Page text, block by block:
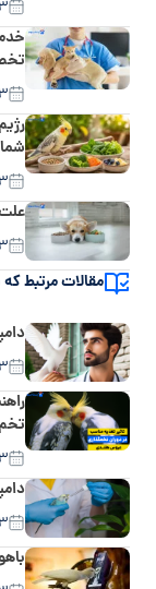
۲۳
۲۳
۲۳
۲۳
مقالات مرتبط
۲۳
۲۳
۲۳